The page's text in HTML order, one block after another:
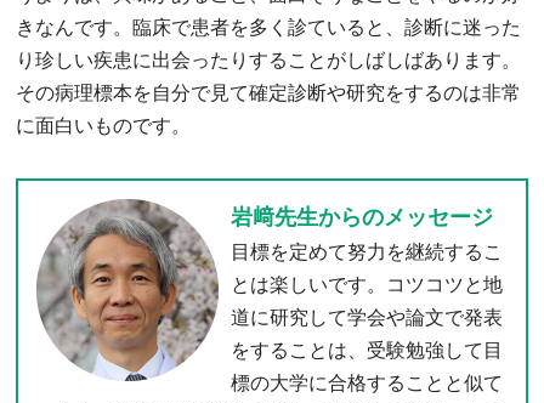
きなんです。臨床で患者を多く診ていると、診断に迷った
り珍しい疾患に出会ったりすることがしばしばあります。
その病理標本を自分で見て確定診断や研究をするのは非常
に面白いものです。
岩﨑先生からのメッセージ
目標を定めて努力を継続するこ
とは楽しいです。コツコツと地
道に研究して学会や論文で発表
をすることは、受験勉強して目
標の大学に合格することと似て